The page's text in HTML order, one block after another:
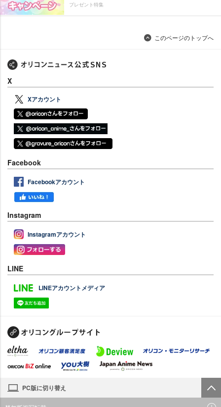
プレゼント特集
このページのトップへ
X
Xアカウント
Facebook
Facebookアカウント
Instagram
Instagramアカウント
LINE
LINEアカウントメディア
PC版に切り替え